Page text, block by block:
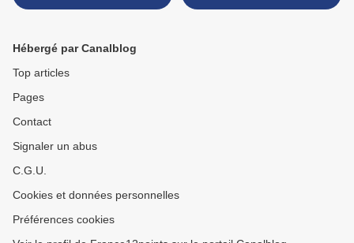
dévoilés, dont deux anciens
Haba, la présélection
Hébergé par Canalblog
Top articles
Pages
Contact
Signaler un abus
C.G.U.
Cookies et données personnelles
Préférences cookies